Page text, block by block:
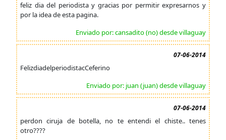
feliz dia del periodista y gracias por permitir expresarnos y
por la idea de esta pagina.
Enviado por: cansadito (no) desde villaguay
07-06-2014
FelizdiadelperiodistacCeferino
Enviado por: juan (juan) desde villaguay
07-06-2014
perdon ciruja de botella, no te entendi el chiste.. tenes
otro????